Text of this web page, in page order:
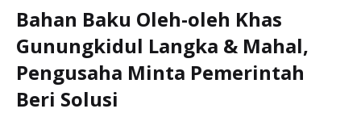
Bahan Baku Oleh-oleh Khas
Gunungkidul Langka & Mahal,
Pengusaha Minta Pemerintah
Beri Solusi